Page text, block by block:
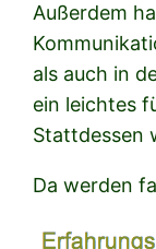
Außerdem
als auch in
ein leichtes
Stattdessen
Da werden